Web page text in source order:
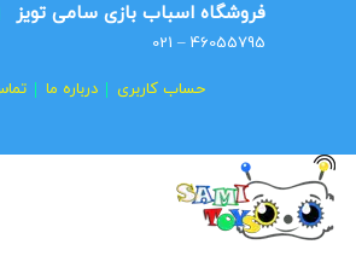
فروشگاه اسباب بازی سامی تویز
46055795 – 021
حساب کاربری درباره ما